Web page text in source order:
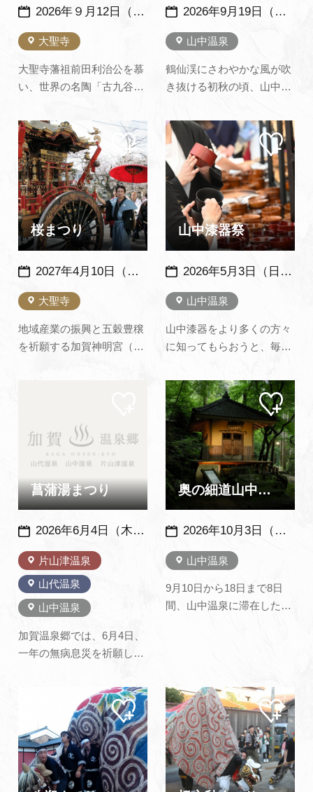
大聖寺
2026年９月12日（土）・13日（日） 例年：9月第2土曜と翌日曜に開催
大聖寺藩祖前田利治公を慕
い、世界の名陶「古九谷」
と振興を願って行われま
す。初日の夜には市役所前
広場 祭り会場で100個近く
の提灯を取り付けた「 万燈
まんとう みこし」の担ぎ
上げが行われます。 また、
子ども御輿やス…
山中温泉
2026年9月19日（土）・20日（日）※例年：９月下旬の２日間に開催
鶴仙渓にさわやかな風が吹
き抜ける初秋の頃、山中温
「こいこい祭」が２日間に
わたって開催されます。ふ
だんは落ち着いた湯のまち
も、この時ばかりは華やか
さにあふれ、民謡山中節の
ふるさとにふさわしく、町
民、芸妓衆に浴客も加わっ
て、唄と踊…
桜まつり
大聖寺
2027年4月10日（土）～4月11日（日） 毎年、４月の第２土曜と翌日曜に開催
地域産業の振興と五穀豊穣
を祈願する加賀神明宮（山
す。 近くの熊坂川の河畔に
は、延長1キロにわたり桜
並木があり、桜の時期には
夜、ぼんぼりが灯され、祭
り客が花…
マイ
ペー
ジに
追加
山中漆器祭
山中温泉
2026年5月3日（日）・4日（月祝）※例年：GW中に開催
山中漆器をより多くの方々
に知ってもらおうと、毎年
中温泉菊の湯ラウンジで催
されています。日ごろ漆器
製品が欲しいと思っていた
人は、すてきな山中漆器を
お手ごろ価格で買えるチャ
ンスです。 そのほか特設ス
テージではいろいろな催し
マイ
ペー
ジに
追加
菖蒲湯まつり
片山津温泉
山代温泉
山中温泉
2026年6月4日（木）・5日（金）（山中・片山津は6月4日のみ開催 ）※毎年、同日開催
加賀温泉郷では、6月4日、
一年の無病息災を祈願し、
各温泉で行われます。山代
温泉では、毎年6月4日から
5日の2日間に亘り勇壮に繰
り広げられます。 祭りの初
日、若者たちが菖蒲を俵に
詰め込んだ神輿を担ぎ、温
追加
奥の細道山中温泉『芭蕉祭』全国俳句大会
山中温泉
2026年10月3日（土）
9月10日から18日まで8日
間、山中温泉に滞在した松
集・吟行句会についてはこ
ちら（加賀市公式サイト）
から
マイ
ペー
ジに
追加
マイ
ペー
ジに
追加
マイ
ペー
ジに
追加